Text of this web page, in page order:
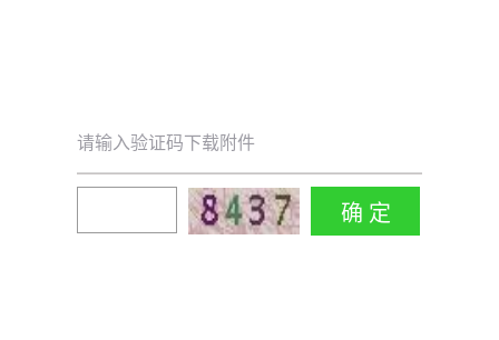
请输入验证码下载附件